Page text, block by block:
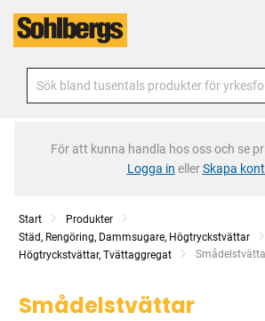
För att kunna handla hos oss och se
Logga in ellerSkapa
Start
Produkter
Städ, Rengöring, Dammsugare, Högtryckstvättar
Högtryckstvättar, Tvättaggregat
Current:
Smådelstvättar